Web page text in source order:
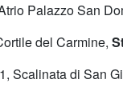
Palazzo San
del Carmine,
Scalinata di San